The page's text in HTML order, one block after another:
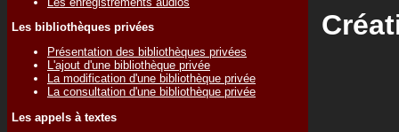
Les bibliothèques privées
Présentation des bibliothèques privées
L'ajout d'une bibliothèque privée
La modification d'une bibliothèque privée
La consultation d'une bibliothèque privée
Les appels à textes